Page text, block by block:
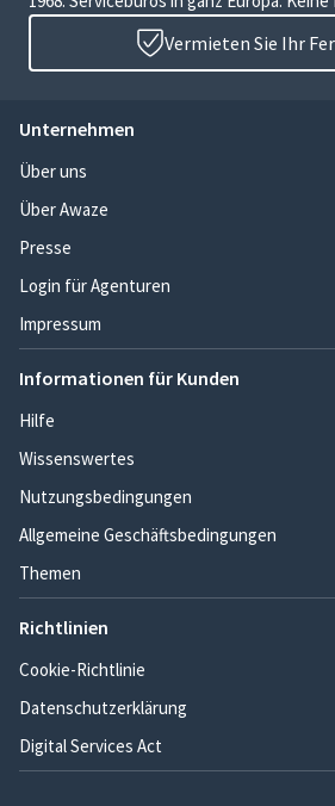
Vermieten Sie Ihr
Unternehmen
Über uns
Über Awaze
Presse
Login für Agenturen
Impressum
Informationen für Kunden
Hilfe
Wissenswertes
Nutzungsbedingungen
Allgemeine Geschäftsbedingungen
Themen
Richtlinien
Cookie-Richtlinie
Datenschutzerklärung
Digital Services Act